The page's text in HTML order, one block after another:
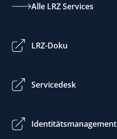
Alle LRZ Services
LRZ-Doku
Servicedesk
Identitätsmanagement